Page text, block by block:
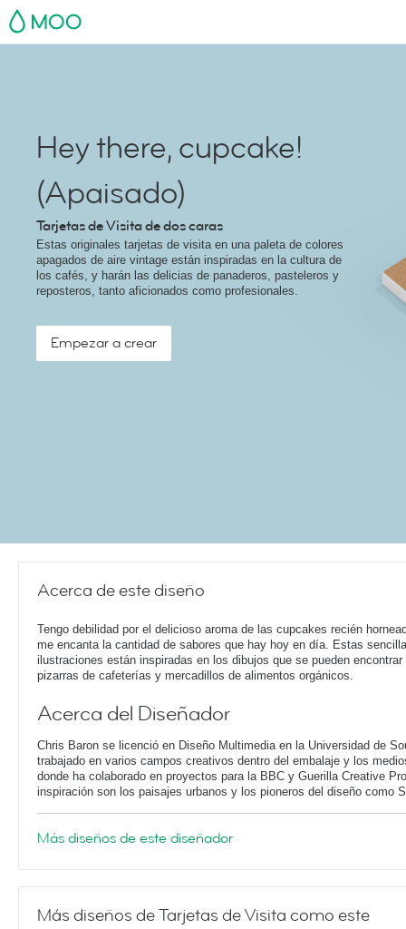
MOO
Hey there, cupcake!
(Apaisado)
Tarjetas de Visita de dos caras
Estas originales tarjetas de visita en una paleta de colores
apagados de aire vintage están inspiradas en la cultura de
los cafés, y harán las delicias de panaderos, pasteleros y
reposteros, tanto aficionados como profesionales.
Empezar a crear
Acerca de este diseño
Tengo debilidad por el delicioso aroma de las cupcakes recién
me encanta la cantidad de sabores que hay hoy en día. Estas
ilustraciones están inspiradas en los dibujos que se pueden encontrar
pizarras de cafeterías y mercadillos de alimentos orgánicos.
Acerca del Diseñador
Chris Baron se licenció en Diseño Multimedia en la Universidad de
trabajado en varios campos creativos dentro del embalaje y los
donde ha colaborado en proyectos para la BBC y Guerilla Creative
inspiración son los paisajes urbanos y los pioneros del diseño como
Más diseños de este diseñador
Más diseños de Tarjetas de Visita como este